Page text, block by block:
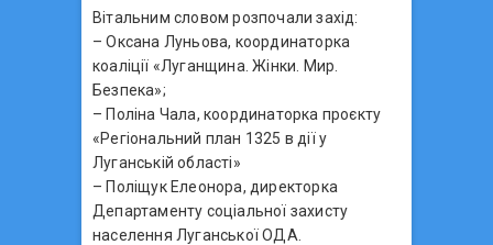
Вітальним словом розпочали захід:
– Оксана Луньова, координаторка
коаліції «Луганщина. Жінки. Мир.
Безпека»;
– Поліна Чала, координаторка проєкту
«Регіональний план 1325 в дії у
Луганській області»
– Поліщук Елеонора, директорка
Департаменту соціальної захисту
населення Луганської ОДА.